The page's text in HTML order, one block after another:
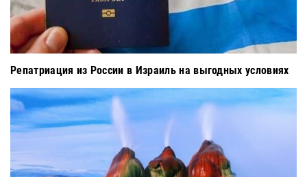
Репатриация из России в Израиль на выгодных условиях